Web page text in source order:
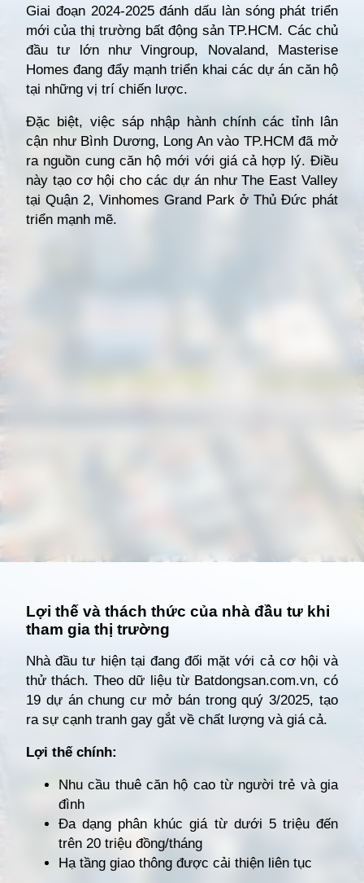
Giai đoạn 2024-2025 đánh dấu làn sóng phát triển
mới của thị trường bất động sản TP.HCM. Các chủ
đầu tư lớn như Vingroup, Novaland, Masterise
Homes đang đẩy mạnh triển khai các dự án căn hộ
tại những vị trí chiến lược.
Đặc biệt, việc sáp nhập hành chính các tỉnh lân
cận như Bình Dương, Long An vào TP.HCM đã mở
ra nguồn cung căn hộ mới với giá cả hợp lý. Điều
này tạo cơ hội cho các dự án như The East Valley
tại Quận 2, Vinhomes Grand Park ở Thủ Đức phát
triển mạnh mẽ.
Lợi thế và thách thức của nhà đầu tư khi
tham gia thị trường
Nhà đầu tư hiện tại đang đối mặt với cả cơ hội và
thử thách. Theo dữ liệu từ Batdongsan.com.vn, có
19 dự án chung cư mở bán trong quý 3/2025, tạo
ra sự cạnh tranh gay gắt về chất lượng và giá cả.
Lợi thế chính:
Nhu cầu thuê căn hộ cao từ người trẻ và gia
đình
Đa dạng phân khúc giá từ dưới 5 triệu đến
trên 20 triệu đồng/tháng
Hạ tầng giao thông được cải thiện liên tục